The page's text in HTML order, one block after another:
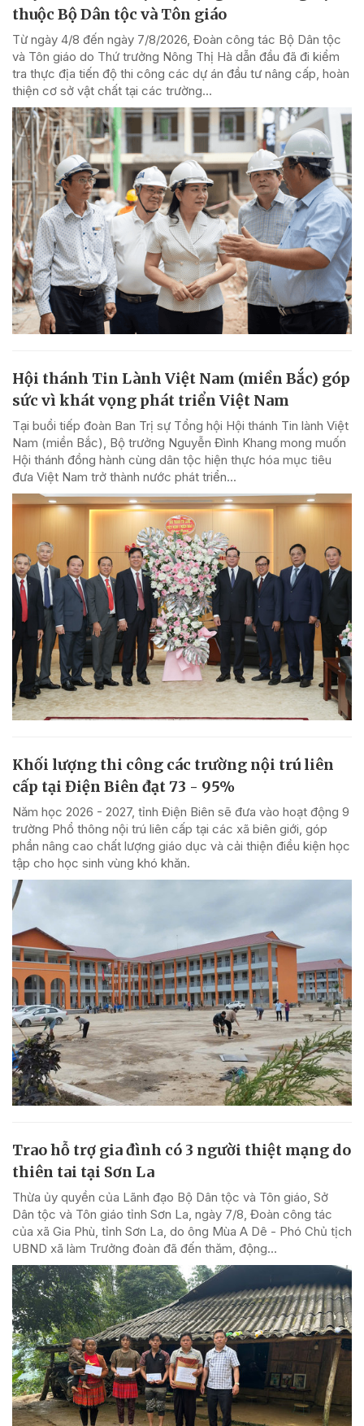
thuộc Bộ Dân tộc và Tôn giáo
Từ ngày 4/8 đến ngày 7/8/2026, Đoàn công tác Bộ Dân tộc
và Tôn giáo do Thứ trưởng Nông Thị Hà dẫn đầu đã đi kiểm
tra thực địa tiến độ thi công các dự án đầu tư nâng cấp, hoàn
thiện cơ sở vật chất tại các trường...
Hội thánh Tin Lành Việt Nam (miền Bắc) góp
sức vì khát vọng phát triển Việt Nam
Tại buổi tiếp đoàn Ban Trị sự Tổng hội Hội thánh Tin lành Việt
Nam (miền Bắc), Bộ trưởng Nguyễn Đình Khang mong muốn
Hội thánh đồng hành cùng dân tộc hiện thực hóa mục tiêu
đưa Việt Nam trở thành nước phát triển...
Khối lượng thi công các trường nội trú liên
cấp tại Điện Biên đạt 73 - 95%
Năm học 2026 - 2027, tỉnh Điện Biên sẽ đưa vào hoạt động 9
trường Phổ thông nội trú liên cấp tại các xã biên giới, góp
phần nâng cao chất lượng giáo dục và cải thiện điều kiện học
tập cho học sinh vùng khó khăn.
Trao hỗ trợ gia đình có 3 người thiệt mạng do
thiên tai tại Sơn La
Thừa ủy quyền của Lãnh đạo Bộ Dân tộc và Tôn giáo, Sở
Dân tộc và Tôn giáo tỉnh Sơn La, ngày 7/8, Đoàn công tác
của xã Gia Phù, tỉnh Sơn La, do ông Mùa A Dê - Phó Chủ tịch
UBND xã làm Trưởng đoàn đã đến thăm, động...